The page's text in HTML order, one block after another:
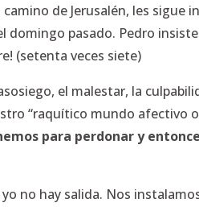
camino de Jerusalén, les
domingo pasado. Pedro
(setenta veces siete)
el malestar, la
“raquítico mundo
para perdonar y
no hay salida. Nos